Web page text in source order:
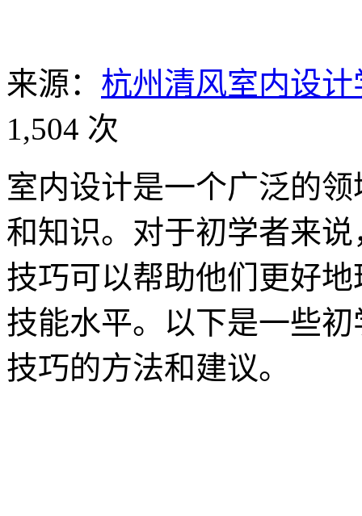
来源： 杭州清风室内设计
1,504 次
室内设计是一个广泛的
和知识。对于初学者来
技巧可以帮助他们更好
技能水平。以下是一些
技巧的方法和建议。